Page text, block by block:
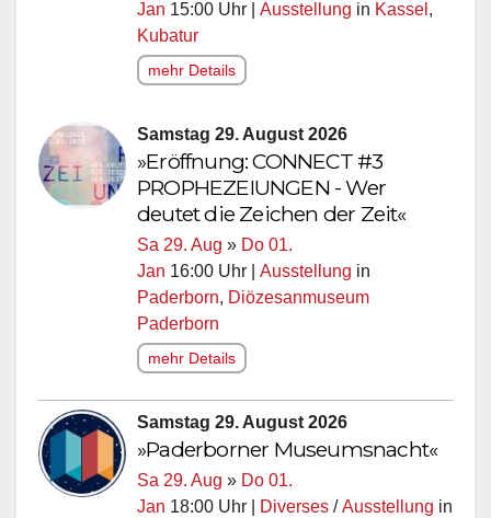
Jan 15:00 Uhr | Ausstellung in Kassel ,
Kubatur
mehr Details
Samstag 29. August 2026
»Eröffnung: CONNECT #3
PROPHEZEIUNGEN - Wer
deutet die Zeichen der Zeit«
Sa 29. Aug » Do 01.
Jan 16:00 Uhr | Ausstellung in
Paderborn, Diözesanmuseum
Paderborn
mehr Details
Samstag 29. August 2026
»Paderborner Museumsnacht«
Sa 29. Aug » Do 01.
Jan 18:00 Uhr | Diverses /Ausstellung in